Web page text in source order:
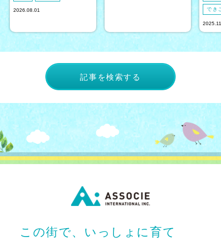
2026.08.01 でき
記事を検索する
この街で、いっしょに育て